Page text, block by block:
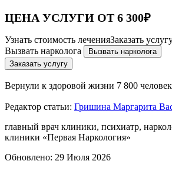
ЦЕНА УСЛУГИ ОТ 6 300₽
Узнать стоимость леченияЗаказать
Вызвать нарколога
Вызвать нарколога
Заказать услугу
Вернули к здоровой жизни 7 800
Редактор статьи: Гришина Маргарита
главный врач клиники, психиатр,
клиники «Первая Наркология»
Обновлено: 29 Июля 2026